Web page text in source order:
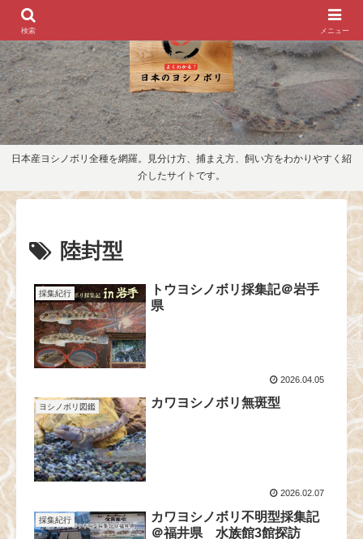
日本産ヨシノボリ全種を網羅。見分け方、捕まえ方、飼い方をわかりやすく紹
介したサイトです。
陸封型
採集紀行
トウヨシノボリ採集記＠岩手
県
2026.04.05
ヨシノボリ図鑑 カワヨシノボリ無斑型
2026.02.07
採集紀行
カワヨシノボリ不明型採集記
＠福井県 水族館3館探訪
メニュー
検索